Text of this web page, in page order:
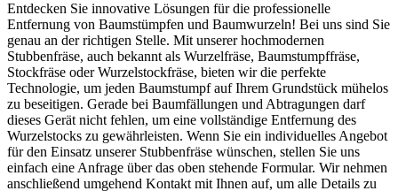
Entdecken Sie innovative Lösungen für die professionelle
Entfernung von Baumstümpfen und Baumwurzeln! Bei uns sind Sie
genau an der richtigen Stelle. Mit unserer hochmodernen
Stubbenfräse, auch bekannt als Wurzelfräse, Baumstumpffräse,
Stockfräse oder Wurzelstockfräse, bieten wir die perfekte
Technologie, um jeden Baumstumpf auf Ihrem Grundstück mühelos
zu beseitigen. Gerade bei Baumfällungen und Abtragungen darf
dieses Gerät nicht fehlen, um eine vollständige Entfernung des
Wurzelstocks zu gewährleisten. Wenn Sie ein individuelles Angebot
für den Einsatz unserer Stubbenfräse wünschen, stellen Sie uns
einfach eine Anfrage über das oben stehende Formular. Wir nehmen
anschließend umgehend Kontakt mit Ihnen auf, um alle Details zu